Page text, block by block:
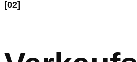
[02]